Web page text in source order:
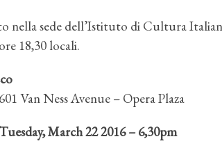
nella sede dell’Istituto di Cultura
18,30 locali.
601 Van NessAvenue – Opera Plaza
Tuesday, March 22 2016 – 6,30pm